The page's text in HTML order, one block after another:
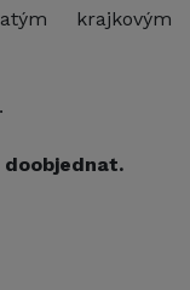
krajkovým